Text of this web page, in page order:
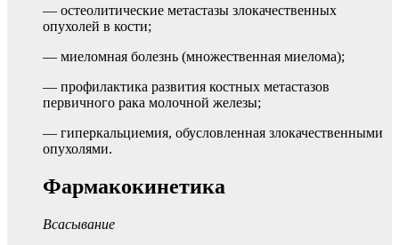
— остеолитические метастазы злокачественных
опухолей в кости;
— миеломная болезнь (множественная миелома);
— профилактика развития костных метастазов
первичного рака молочной железы;
— гиперкальциемия, обусловленная злокачественными
опухолями.
Фармакокинетика
Всасывание